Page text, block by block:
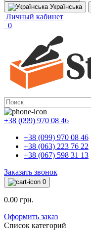
Українська
Личный кабинет
0
+38 (099) 970 08 46
+38 (099) 970 08 46
+38 (063) 223 76 22
+38 (067) 598 31 13
Заказать звонок
0
0.00 грн.
Оформить заказ
Список категорий